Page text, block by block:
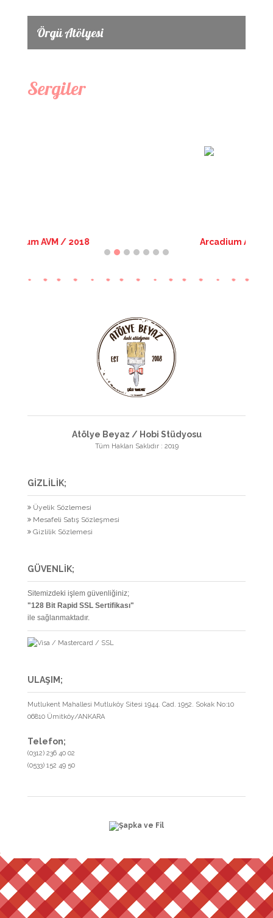
Örgü Atölyesi
Sergiler
Atölye Beyaz / Hobi Stüdyosu
Tüm Hakları Saklıdır : 2019
GİZLİLİK;
Üyelik Sözlemesi
Mesafeli Satış Sözleşmesi
Gizlilik Sözlemesi
GÜVENLİK;
Sitemizdeki işlem güvenliğiniz;
"128 Bit Rapid SSL Sertifikası"
ile sağlanmaktadır.
ULAŞIM;
Mutlukent Mahallesi Mutluköy Sitesi 1944. Cad. 1952. Sokak No:10
06810 Ümitköy/ANKARA
Telefon;
(0312) 236 40 02
(0533) 152 49 50